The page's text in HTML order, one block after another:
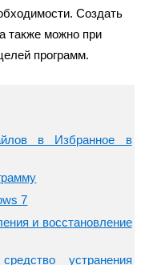
Создать
также можно при
программ.
в Избранное в
7
и восстановление
устранения